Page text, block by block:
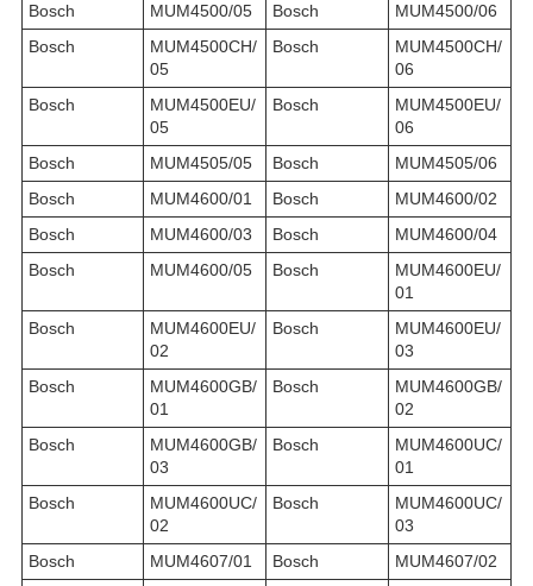
Bosch
MUM4500/05 Bosch
MUM4500/06
Bosch
MUM4500CH/
05
Bosch
MUM4500CH/
06
Bosch
MUM4500EU/
05
Bosch
MUM4500EU/
06
Bosch
MUM4505/05 Bosch
MUM4505/06
Bosch
MUM4600/01 Bosch
MUM4600/02
Bosch
MUM4600/03 Bosch
MUM4600/04
Bosch
MUM4600/05 Bosch
MUM4600EU/
01
Bosch
MUM4600EU/
02
Bosch
MUM4600EU/
03
Bosch
MUM4600GB/
01
Bosch
MUM4600GB/
02
Bosch
MUM4600GB/
03
Bosch
MUM4600UC/
01
Bosch
MUM4600UC/
02
Bosch
MUM4600UC/
03
Bosch
MUM4607/01 Bosch
MUM4607/02